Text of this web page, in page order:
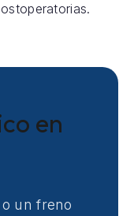
en
un freno